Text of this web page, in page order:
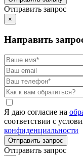
Отправить запрос
×
Направить
Я даю согласие на
соответствии с
конфиденциальности
Отправить запрос